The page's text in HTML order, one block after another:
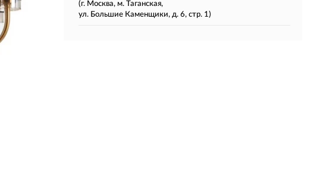
(г. Москва, м. Таганская,
ул. Большие Каменщики, д. 6, стр. 1)